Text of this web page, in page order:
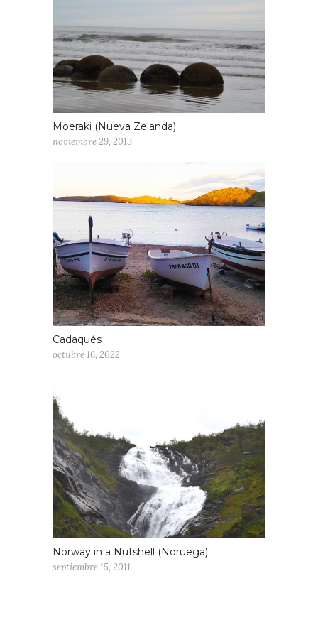
Moeraki (Nueva Zelanda)
noviembre 29, 2013
Cadaqués
octubre 16, 2022
Norway in a Nutshell (Noruega)
septiembre 15, 2011